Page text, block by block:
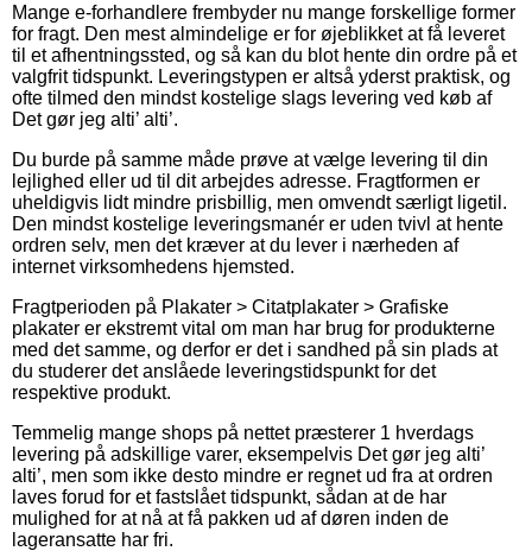
Mange e-forhandlere frembyder nu mange forskellige former
for fragt. Den mest almindelige er for øjeblikket at få leveret
til et afhentningssted, og så kan du blot hente din ordre på et
valgfrit tidspunkt. Leveringstypen er altså yderst praktisk, og
ofte tilmed den mindst kostelige slags levering ved køb af
Det gør jeg alti’ alti’.
Du burde på samme måde prøve at vælge levering til din
lejlighed eller ud til dit arbejdes adresse. Fragtformen er
uheldigvis lidt mindre prisbillig, men omvendt særligt ligetil.
Den mindst kostelige leveringsmanér er uden tvivl at hente
ordren selv, men det kræver at du lever i nærheden af
internet virksomhedens hjemsted.
Fragtperioden på Plakater > Citatplakater > Grafiske
plakater er ekstremt vital om man har brug for produkterne
med det samme, og derfor er det i sandhed på sin plads at
du studerer det anslåede leveringstidspunkt for det
respektive produkt.
Temmelig mange shops på nettet præsterer 1 hverdags
levering på adskillige varer, eksempelvis Det gør jeg alti’
alti’, men som ikke desto mindre er regnet ud fra at ordren
laves forud for et fastslået tidspunkt, sådan at de har
mulighed for at nå at få pakken ud af døren inden de
lageransatte har fri.